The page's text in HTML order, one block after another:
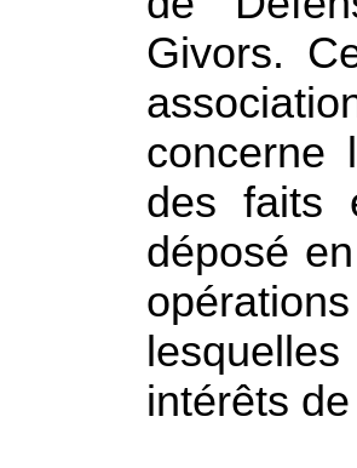
Givors.
concerne
des faits
déposé
intérêts